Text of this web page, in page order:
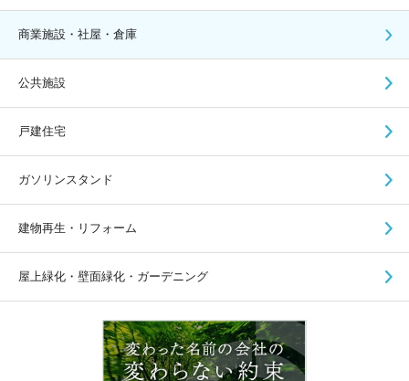
商業施設・社屋・倉庫
公共施設
戸建住宅
ガソリンスタンド
建物再生・リフォーム
屋上緑化・壁面緑化・ガーデニング